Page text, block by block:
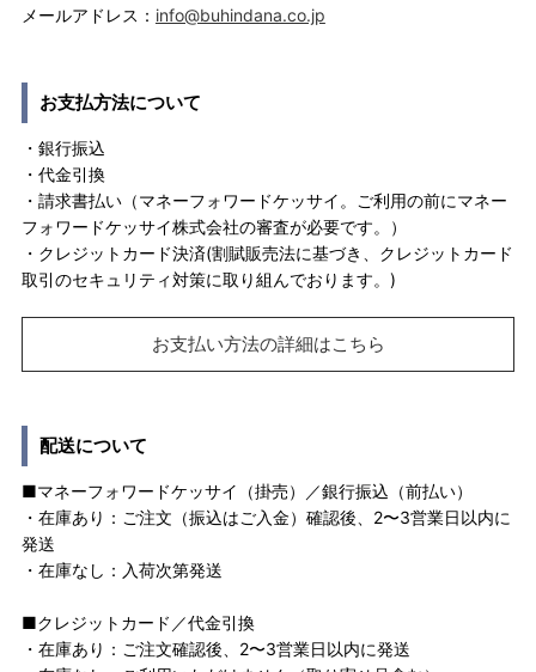
メールアドレス： info@buhindana.co.jp
お支払方法について
・銀行振込
・代金引換
・請求書払い（マネーフォワードケッサイ。ご利用の前にマネー
フォワードケッサイ株式会社の審査が必要です。）
・クレジットカード決済(割賦販売法に基づき、クレジットカード
取引のセキュリティ対策に取り組んでおります。)
お支払い方法の詳細はこちら
配送について
■マネーフォワードケッサイ（掛売）／銀行振込（前払い）
・在庫あり：ご注文（振込はご入金）確認後、2〜3営業日以内に
発送
・在庫なし：入荷次第発送
■クレジットカード／代金引換
・在庫あり：ご注文確認後、2〜3営業日以内に発送